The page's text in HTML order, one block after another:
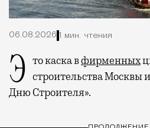
06.08.2026 1 мин. чтения
Это каска вфирменных
строительства Москвы
Дню Строителя».